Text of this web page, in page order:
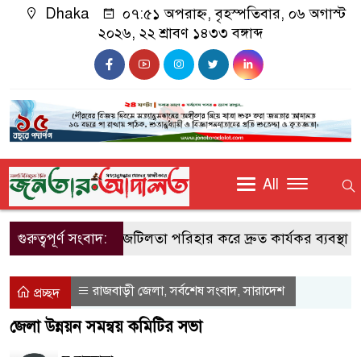
Dhaka
০৭:৫১ অপরাহ্ন, বৃহস্পতিবার, ০৬ অগাস্ট
২০২৬, ২২ শ্রাবণ ১৪৩৩ বঙ্গাব্দ
All
গুরুত্বপূর্ণ সংবাদ:
আমলাতান্ত্রিক জটিলতা পরিহার করে দ্রুত কার্যকর ব্যবস্থা
প্রচ্ছদ রাজবাড়ী জেলা,সর্বশেষ সংবাদ,সারাদেশ
জেলা উন্নয়ন সমন্বয় কমিটির সভা